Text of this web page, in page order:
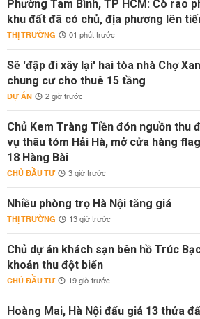
Phường Tam Bình, TP HCM: Cò rao
khu đất đã có chủ, địa phương lên
THỊ TRƯỜNG 01 phút trước
Sẽ 'đập đi xây lại' hai tòa nhà Chợ
chung cư cho thuê 15 tầng
DỰ ÁN 2 giờ trước
Chủ Kem Tràng Tiền đón nguồn thu
vụ thâu tóm Hải Hà, mở cửa hàng
18 Hàng Bài
CHỦ ĐẦU TƯ 3 giờ trước
Nhiều phòng trọ Hà Nội tăng giá
THỊ TRƯỜNG 13 giờ trước
Chủ dự án khách sạn bên hồ Trúc
khoản thu đột biến
CHỦ ĐẦU TƯ 19 giờ trước
Hoàng Mai, Hà Nội đấu giá 13 thửa